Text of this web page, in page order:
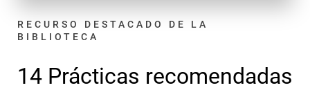
RECURSO DESTACADO DE LA
BIBLIOTECA
14 Prácticas recomendadas